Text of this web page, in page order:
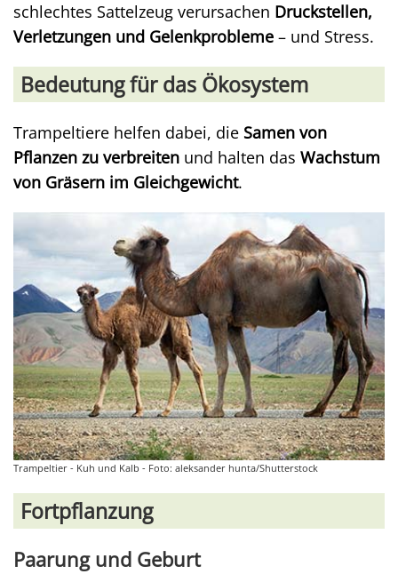
schlechtes Sattelzeug verursachen Druckstellen,
Verletzungen und Gelenkprobleme – und Stress.
Bedeutung für das Ökosystem
Trampeltiere helfen dabei, die Samen von
Pflanzen zu verbreiten und halten das Wachstum
von Gräsern im Gleichgewicht.
Trampeltier - Kuh und Kalb - Foto: aleksander hunta/Shutterstock
Fortpflanzung
Paarung und Geburt